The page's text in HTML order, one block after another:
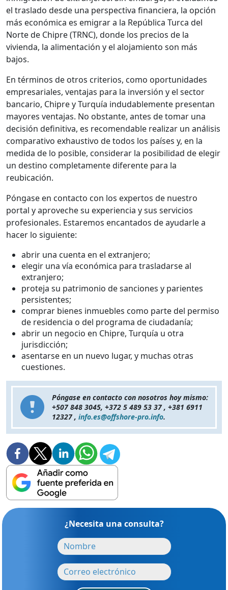
el traslado desde una perspectiva financiera, la opción
más económica es emigrar a la República Turca del
Norte de Chipre (TRNC), donde los precios de la
vivienda, la alimentación y el alojamiento son más
bajos.
En términos de otros criterios, como oportunidades
empresariales, ventajas para la inversión y el sector
bancario, Chipre y Turquía indudablemente presentan
mayores ventajas. No obstante, antes de tomar una
decisión definitiva, es recomendable realizar un análisis
comparativo exhaustivo de todos los países y, en la
medida de lo posible, considerar la posibilidad de elegir
un destino completamente diferente para la
reubicación.
Póngase en contacto con los expertos de nuestro
portal y aproveche su experiencia y sus servicios
profesionales. Estaremos encantados de ayudarle a
hacer lo siguiente:
abrir una cuenta en el extranjero;
elegir una vía económica para trasladarse al
extranjero;
proteja su patrimonio de sanciones y parientes
persistentes;
comprar bienes inmuebles como parte del permiso
de residencia o del programa de ciudadanía;
abrir un negocio en Chipre, Turquía u otra
jurisdicción;
asentarse en un nuevo lugar, y muchas otras
cuestiones.
Póngase en contacto con nosotros hoy mismo:
+507 848 3045, +372 5 489 53 37 , +381 6911
12327 , info.es@offshore-pro.info.
¿Necesita una consulta?